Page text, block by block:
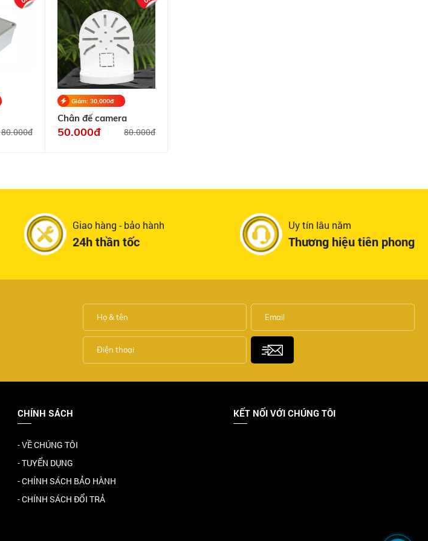
80.000đ
Giảm: 30,000đ
Chân đế camera
50.000đ 80.000đ
Giao hàng - bảo hành
24h thần tốc
Uy tín lâu năm
Thương hiệu tiên phong
CHÍNH SÁCH
- VỀ CHÚNG TÔI
- TUYỂN DỤNG
- CHÍNH SÁCH BẢO HÀNH
- CHÍNH SÁCH ĐỔI TRẢ
KẾT NỐI VỚI CHÚNG TÔI